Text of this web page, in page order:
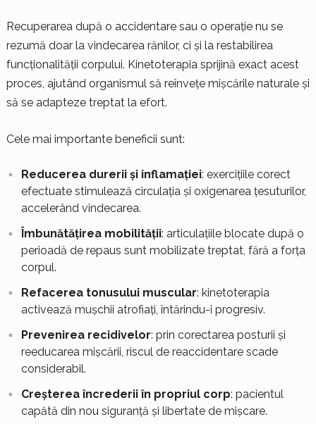
Recuperarea după o accidentare sau o operație nu se
rezumă doar la vindecarea rănilor, ci și la restabilirea
funcționalității corpului. Kinetoterapia sprijină exact acest
proces, ajutând organismul să reînvețe mișcările naturale și
să se adapteze treptat la efort.
Cele mai importante beneficii sunt:
Reducerea durerii și inflamației: exercițiile corect
efectuate stimulează circulația și oxigenarea țesuturilor,
accelerând vindecarea.
Îmbunătățirea mobilității: articulațiile blocate după o
perioadă de repaus sunt mobilizate treptat, fără a forța
corpul.
Refacerea tonusului muscular: kinetoterapia
activează mușchii atrofiați, întărindu-i progresiv.
Prevenirea recidivelor: prin corectarea posturii și
reeducarea mișcării, riscul de reaccidentare scade
considerabil.
Creșterea încrederii în propriul corp: pacientul
capătă din nou siguranță și libertate de mișcare.